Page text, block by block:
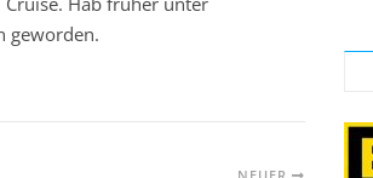
geworden.